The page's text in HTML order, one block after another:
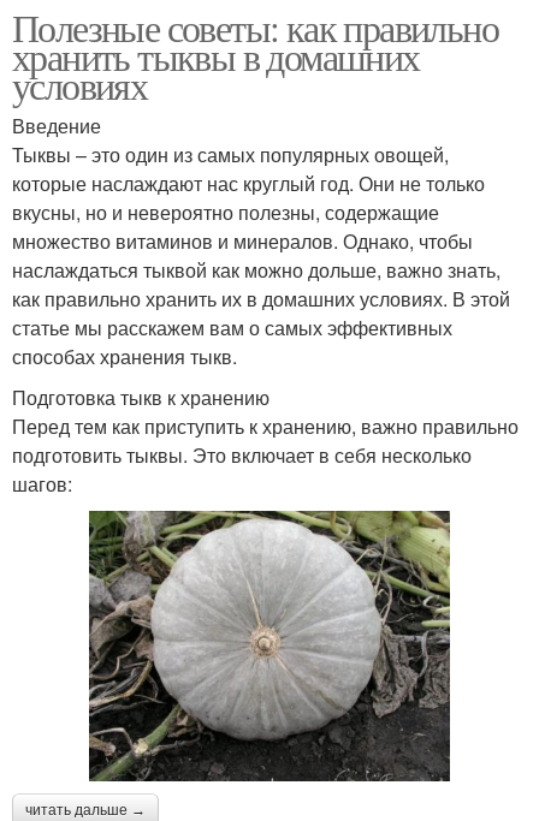
Полезные советы: как правильно
хранить тыквы в домашних
условиях
Введение
Тыквы – это один из самых популярных овощей,
которые наслаждают нас круглый год. Они не только
вкусны, но и невероятно полезны, содержащие
множество витаминов и минералов. Однако, чтобы
наслаждаться тыквой как можно дольше, важно знать,
как правильно хранить их в домашних условиях. В этой
статье мы расскажем вам о самых эффективных
способах хранения тыкв.
Подготовка тыкв к хранению
Перед тем как приступить к хранению, важно правильно
подготовить тыквы. Это включает в себя несколько
шагов:
читать дальше →